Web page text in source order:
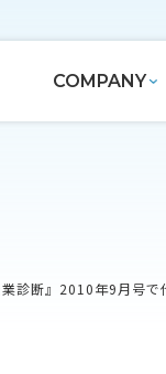
COMPANY
診断』2010年9月号で